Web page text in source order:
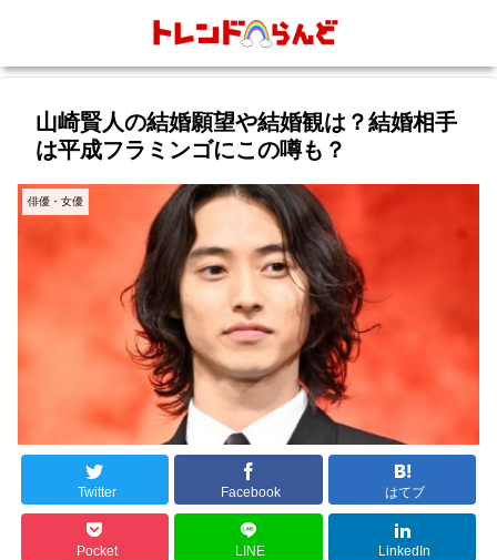
山崎賢人の結婚願望や結婚観は？結婚相手
は平成フラミンゴにこの噂も？
俳優・女優
Twitter Facebook はてブ
Pocket LINE LinkedIn